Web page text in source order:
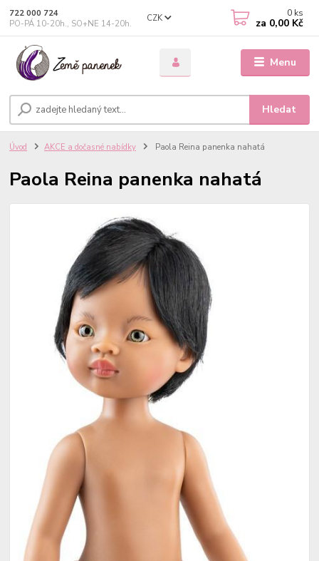
Menu
CZK
Hledat
722 000 724
PO-PÁ 10-20h., SO+NE 14-20h.
0 ks
za 0,00 Kč
Úvod AKCE a dočasné nabídky Paola Reina panenka nahatá
Paola Reina panenka nahatá